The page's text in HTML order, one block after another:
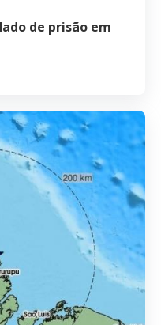
de prisão em